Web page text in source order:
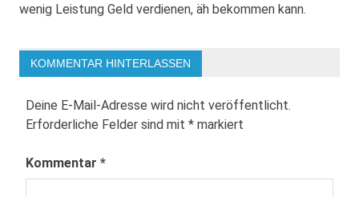
wenig Leistung Geld verdienen, äh bekommen kann.
KOMMENTAR HINTERLASSEN
Deine E-Mail-Adresse wird nicht veröffentlicht.
Erforderliche Felder sind mit * markiert
Kommentar *